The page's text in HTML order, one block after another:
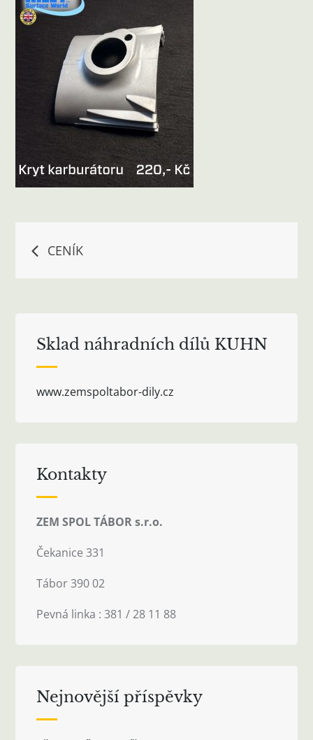
Navigace
CENÍK
Sklad náhradních dílů KUHN
www.zemspoltabor-dily.cz
Kontakty
ZEM SPOL TÁBOR s.r.o.
Čekanice 331
Tábor 390 02
Pevná linka : 381 / 28 11 88
Nejnovější příspěvky